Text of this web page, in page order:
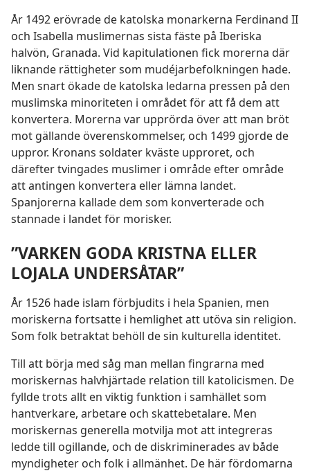
År 1492 erövrade de katolska monarkerna Ferdinand II
och Isabella muslimernas sista fäste på Iberiska
halvön, Granada. Vid kapitulationen fick morerna där
liknande rättigheter som mudéjarbefolkningen hade.
Men snart ökade de katolska ledarna pressen på den
muslimska minoriteten i området för att få dem att
konvertera. Morerna var upprörda över att man bröt
mot gällande överenskommelser, och 1499 gjorde de
uppror. Kronans soldater kväste upproret, och
därefter tvingades muslimer i område efter område
att antingen konvertera eller lämna landet.
Spanjorerna kallade dem som konverterade och
stannade i landet för morisker.
”VARKEN GODA KRISTNA ELLER
LOJALA UNDERSÅTAR”
År 1526 hade islam förbjudits i hela Spanien, men
moriskerna fortsatte i hemlighet att utöva sin religion.
Som folk betraktat behöll de sin kulturella identitet.
Till att börja med såg man mellan fingrarna med
moriskernas halvhjärtade relation till katolicismen. De
fyllde trots allt en viktig funktion i samhället som
hantverkare, arbetare och skattebetalare. Men
moriskernas generella motvilja mot att integreras
ledde till ogillande, och de diskriminerades av både
myndigheter och folk i allmänhet. De här fördomarna